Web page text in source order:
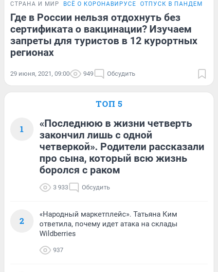
СТРАНА И МИР ВСЁ О КОРОНАВИРУСЕ ОТПУСК В ПАНДЕМИЮ
Где в России нельзя отдохнуть без
сертификата о вакцинации? Изучаем
запреты для туристов в 12 курортных
регионах
29 июня, 2021, 09:00 949 Обсудить
ТОП 5
1
«Последнюю в жизни четверть
закончил лишь с одной
четверкой». Родители рассказали
про сына, который всю жизнь
боролся с раком
3 933 Обсудить
2
«Народный маркетплейс». Татьяна Ким
ответила, почему идет атака на склады
Wildberries
937